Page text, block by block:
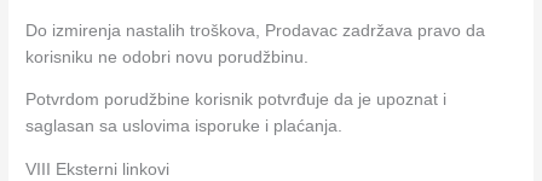
Do izmirenja nastalih troškova, Prodavac zadržava pravo da
korisniku ne odobri novu porudžbinu.
Potvrdom porudžbine korisnik potvrđuje da je upoznat i
saglasan sa uslovima isporuke i plaćanja.
VIII Eksterni linkovi